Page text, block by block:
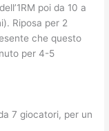
poi da 10 a
Riposa per 2
che questo
per 4-5
7 giocatori, per un